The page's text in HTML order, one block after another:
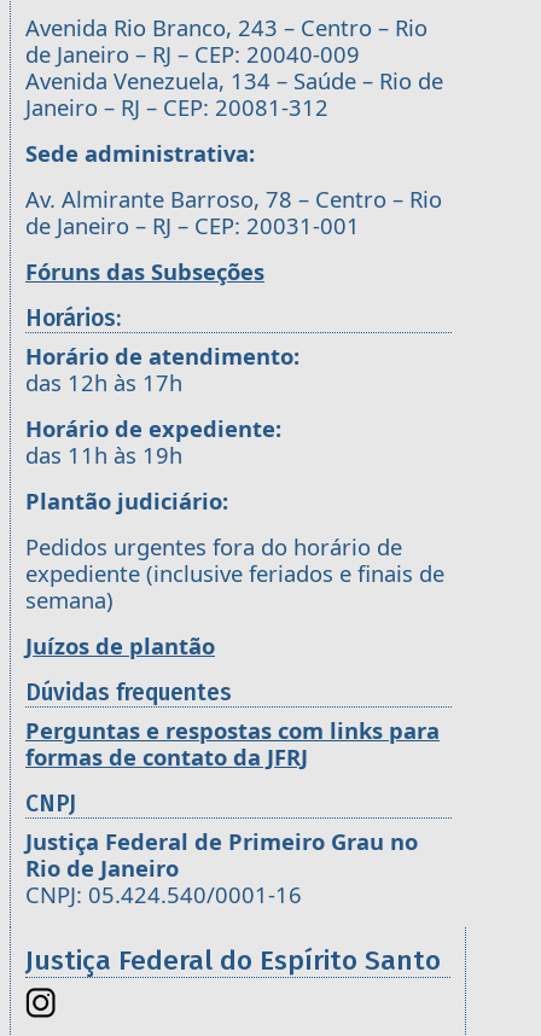
Avenida Rio Branco, 243 – Centro – Rio
de Janeiro – RJ – CEP: 20040-009
Avenida Venezuela, 134 – Saúde – Rio de
Janeiro – RJ – CEP: 20081-312
Sede administrativa:
Av. Almirante Barroso, 78 – Centro – Rio
de Janeiro – RJ – CEP: 20031-001
Fóruns das Subseções
Horários:
Horário de atendimento:
das 12h às 17h
Horário de expediente:
das 11h às 19h
Plantão judiciário:
Pedidos urgentes fora do horário de
expediente (inclusive feriados e finais de
semana)
Juízos de plantão
Dúvidas frequentes
Perguntas e respostas com links para
formas de contato da JFRJ
CNPJ
Justiça Federal de Primeiro Grau no
Rio de Janeiro
CNPJ: 05.424.540/0001-16
Justiça Federal do Espírito Santo